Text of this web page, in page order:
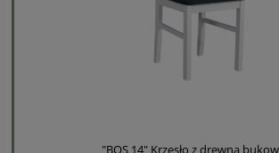
"BOS 14" Krzesło z drewna